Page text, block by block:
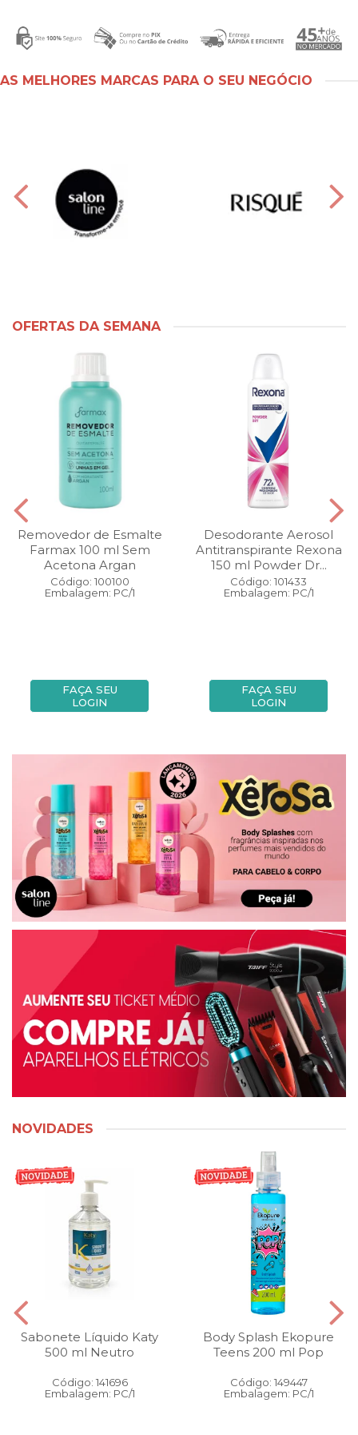
AS MELHORES MARCAS PARA O SEU NEGÓCIO
OFERTAS DA SEMANA
Removedor de Esmalte
Farmax 100 ml Sem
Acetona Argan
Código: 100100
Embalagem: PC/1
FAÇA SEU
LOGIN
Desodorante Aerosol
Antitranspirante Rexona
150 ml Powder Dr...
Código: 101433
Embalagem: PC/1
FAÇA SEU
LOGIN
NOVIDADES
Sabonete Líquido Katy
500 ml Neutro
Código: 141696
Embalagem: PC/1
Body Splash Ekopure
Teens 200 ml Pop
Código: 149447
Embalagem: PC/1